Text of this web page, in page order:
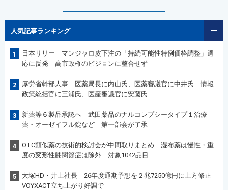
人気記事ランキング
1
日本リリー マンジャロ皮下注の「持続可能性特例価格調整」適
応に反発 高市政権のビジョンに整合せず
2
厚労省幹部人事 医薬局長に内山氏、医薬審議官に中井氏 情報
政策統括官に三浦氏、医産審議官に安藤氏
3
新薬等６製品承認へ 武田薬品のナルコレプシータイプ１治療
薬・オーゼイフル錠など 第一部会が了承
4
OTC類似薬の技術的検討会が中間取りまとめ 湿布薬は慢性・重
度の変形性膝関節症は除外 対象1042品目
5
大塚HD・井上社長 26年度通期予想を２兆7250億円に上方修正
VOYXACT立ち上がり好調で